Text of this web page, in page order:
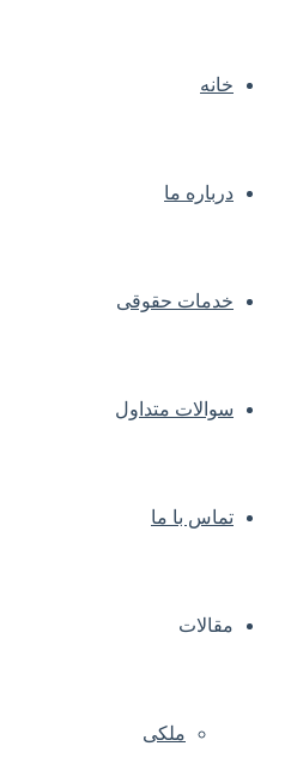
خانه
درباره ما
خدمات حقوقی
سوالات متداول
تماس با ما
مقالات
ملکی